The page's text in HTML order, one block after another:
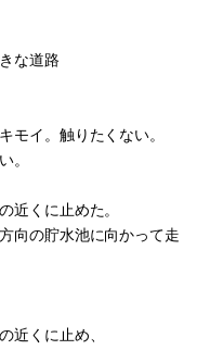
な道路
モイ。触りたくない。
。
近くに止めた。
向の貯水池に向かって走
近くに止め、